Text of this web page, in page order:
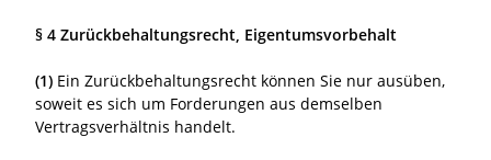
§ 4 Zurückbehaltungsrecht, Eigentumsvorbehalt
(1) Ein Zurückbehaltungsrecht können Sie nur ausüben,
soweit es sich um Forderungen aus demselben
Vertragsverhältnis handelt.